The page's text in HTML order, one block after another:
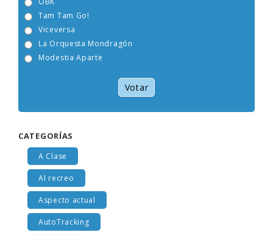
OBK
Tam Tam Go!
Viceversa
La Orquesta Mondragón
Modestia Aparte
Votar
CATEGORÍAS
A Clase
Al recreo
Aspecto actual
AutoTracking